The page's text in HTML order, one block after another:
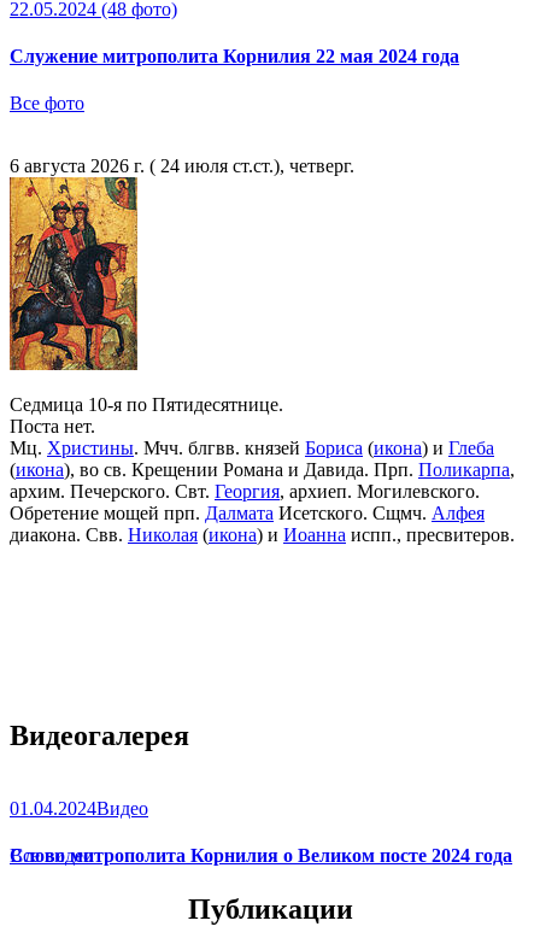
22.05.2024 (48 фото)
Служение митрополита Корнилия 22 мая 2024 года
Все фото
6 августа 2026 г. ( 24 июля ст.ст.), четверг.
Седмица 10-я по Пятидесятнице.
Поста нет.
Мц. Христины. Мчч. блгвв. князей Бориса (икона) и Глеба
(икона), во св. Крещении Романа и Давида. Прп. Поликарпа,
архим. Печерского. Свт. Георгия, архиеп. Могилевского.
Обретение мощей прп. Далмата Исетского. Сщмч. Алфея
диакона. Свв. Николая (икона) и Иоанна испп., пресвитеров.
Видеогалерея
01.04.2024Видео
Слово митрополита Корнилия о Великом посте 2024 года
Все видео
Публикации